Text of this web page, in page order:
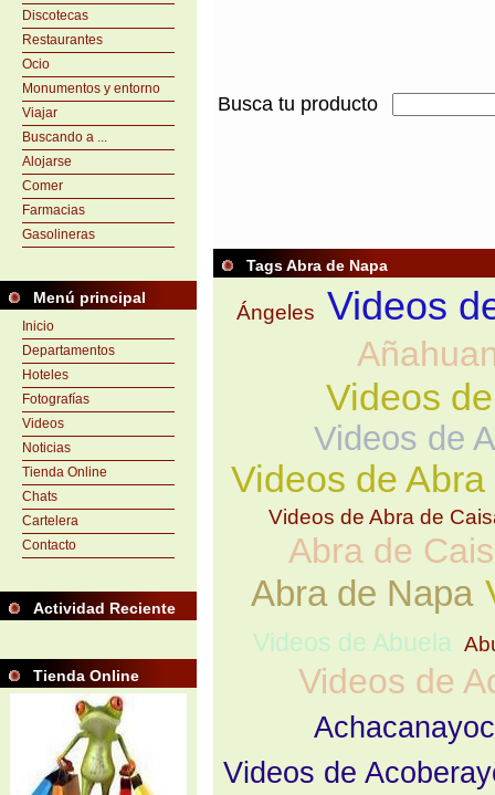
Discotecas
Restaurantes
Ocio
Monumentos y entorno
Viajar
Buscando a ...
Alojarse
Comer
Farmacias
Gasolineras
Menú principal
Inicio
Departamentos
Hoteles
Fotografías
Videos
Noticias
Tienda Online
Chats
Cartelera
Contacto
Actividad Reciente
Tienda Online
Busca tu producto
Tags Abra de Napa
Ángeles Videos
Videos
Videos de
Videos de
Videos de Abra de
Abra de
Abra de Napa
Videos de Abuela
Videos de
Achacanayoc
Videos de